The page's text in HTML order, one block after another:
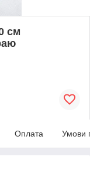
см
Оплата Умови